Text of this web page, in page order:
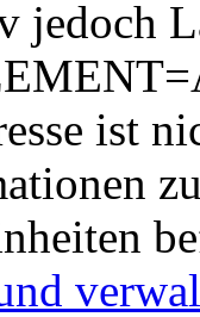
jedoch
ist